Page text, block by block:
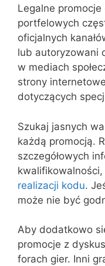
Legalne
portfelowych
oficjalnych
lub autoryzowani
w mediach
strony
dotyczących
Szukaj jasnych
każdą promocją.
szczegółowych
realizacji kodu.
może nie być
Aby dodatkowo
promocje z
forach gier. Inni